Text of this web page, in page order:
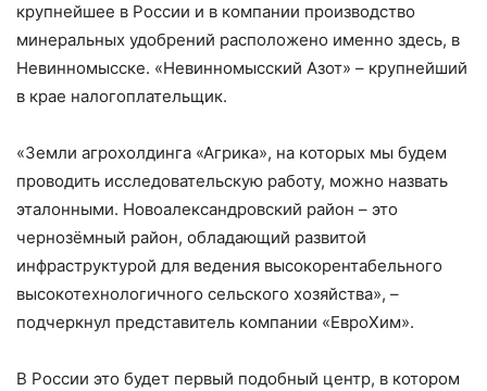
крупнейшее в России и в компании производство
минеральных удобрений расположено именно здесь, в
Невинномысске. «Невинномысский Азот» – крупнейший
в крае налогоплательщик.
«Земли агрохолдинга «Агрика», на которых мы будем
проводить исследовательскую работу, можно назвать
эталонными. Новоалександровский район – это
чернозёмный район, обладающий развитой
инфраструктурой для ведения высокорентабельного
высокотехнологичного сельского хозяйства», –
подчеркнул представитель компании «ЕвроХим».
В России это будет первый подобный центр, в котором